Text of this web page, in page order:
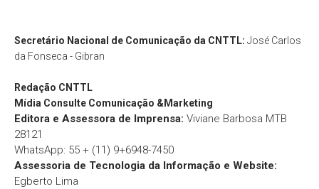
Secretário Nacional de Comunicação da CNTTL: José Carlos
da Fonseca - Gibran
Redação CNTTL
Mídia Consulte Comunicação &Marketing
Editora e Assessora de Imprensa: Viviane Barbosa MTB
28121
WhatsApp: 55 + (11) 9+6948-7450
Assessoria de Tecnologia da Informação e Website:
Egberto Lima